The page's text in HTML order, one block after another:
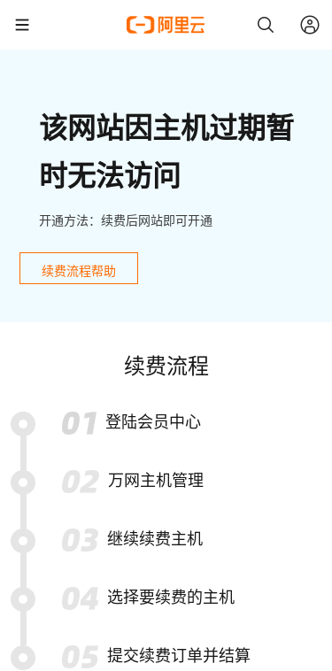
该网站因主机过期暂
时无法访问
开通方法：续费后网站即可开通
续费流程帮助
续费流程
登陆会员中心
万网主机管理
继续续费主机
选择要续费的主机
提交续费订单并结算